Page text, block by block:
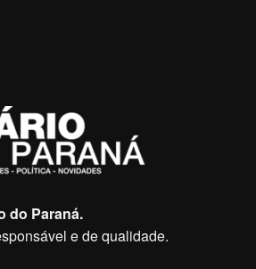
do Paraná.
e de qualidade.